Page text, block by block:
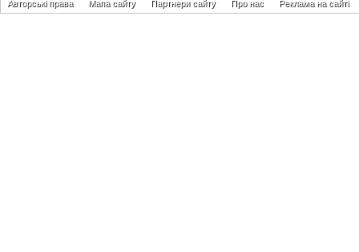
Авторські права Мапа сайту Партнери сайту Про нас Реклама на сайті